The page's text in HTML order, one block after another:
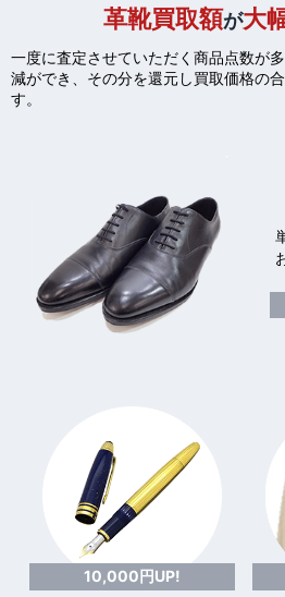
革靴買取額が大
一度に査定させていただく商品点数が
減ができ、 その分を還元し買取価格の
す。
10,000円UP!